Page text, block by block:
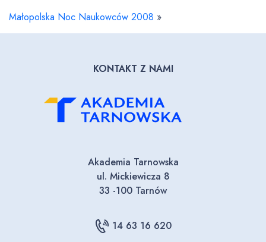
Małopolska Noc Naukowców 2008 »
KONTAKT Z NAMI
Akademia Tarnowska
ul. Mickiewicza 8
33 -100 Tarnów
14 63 16 620